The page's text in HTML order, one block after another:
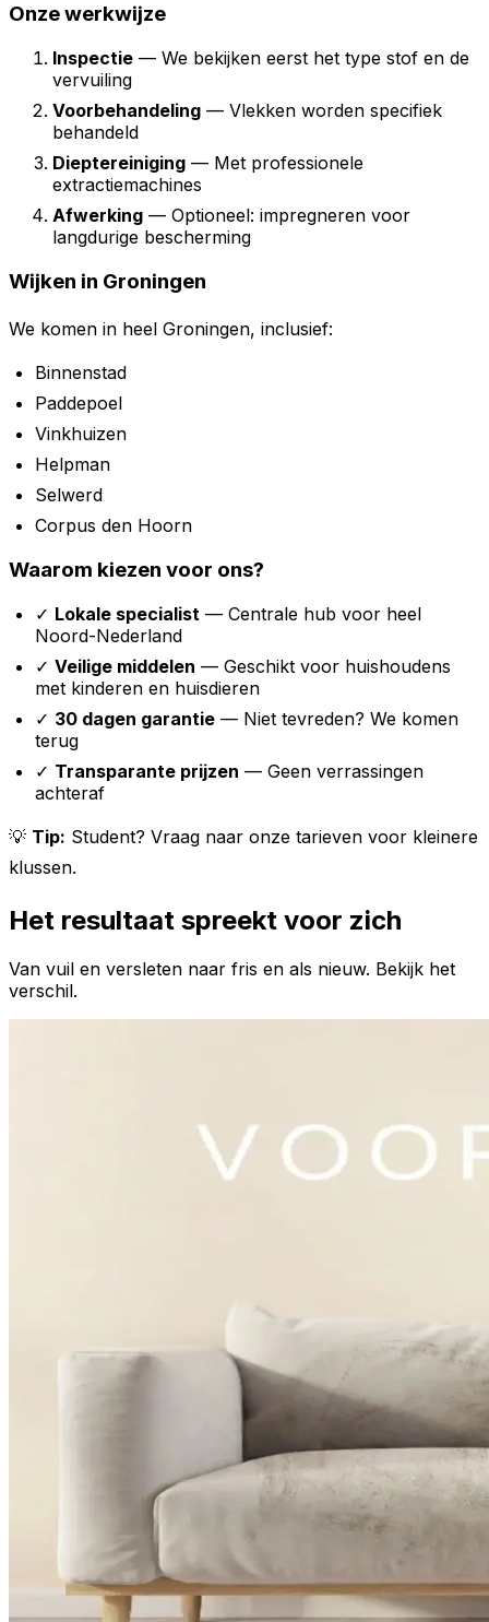
Onze werkwijze
Inspectie — We bekijken eerst het type stof en de
vervuiling
Voorbehandeling — Vlekken worden specifiek
behandeld
Dieptereiniging — Met professionele
extractiemachines
Afwerking — Optioneel: impregneren voor
langdurige bescherming
Wijken in Groningen
We komen in heel Groningen, inclusief:
Binnenstad
Paddepoel
Vinkhuizen
Helpman
Selwerd
Corpus den Hoorn
Waarom kiezen voor ons?
✓ Lokale specialist — Centrale hub voor heel
Noord-Nederland
✓ Veilige middelen — Geschikt voor huishoudens
met kinderen en huisdieren
✓ 30 dagen garantie — Niet tevreden? We komen
terug
✓ Transparante prijzen — Geen verrassingen
achteraf
💡 Tip: Student? Vraag naar onze tarieven voor kleinere
klussen.
Het resultaat spreekt voor zich
Van vuil en versleten naar fris en als nieuw. Bekijk het
verschil.